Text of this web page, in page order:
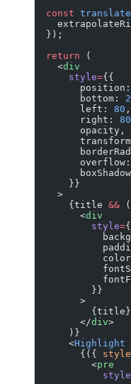
  const
  });
  return
(
    <
div
      style
={{
        position:
        bottom:
        left:
80 ,
        right:
80
        opacity,
        overflow:
      }}
    >
      {title
&& (
        <
div
          style
=
          }}
        >
          {title}
        </
div>
      )}
      <
Highlight
        {({
style
          <
pre
            style